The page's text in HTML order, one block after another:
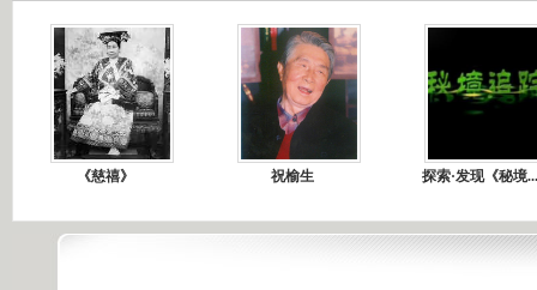
《慈禧》 祝榆生 探索·发现《秘境...